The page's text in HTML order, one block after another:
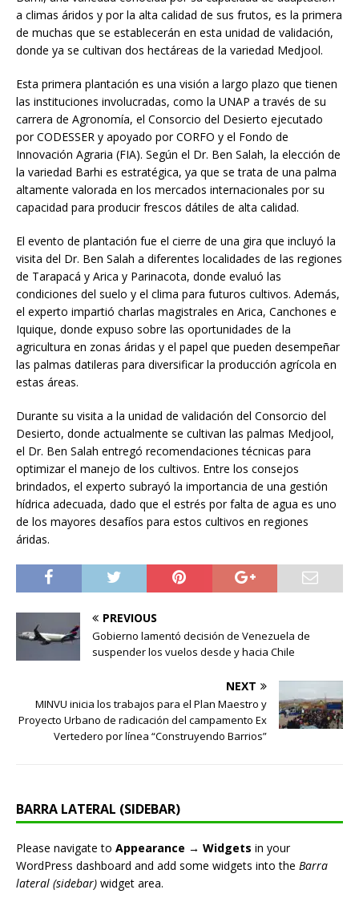
a climas áridos y por la alta calidad de sus frutos, es la primera
de muchas que se establecerán en esta unidad de validación,
donde ya se cultivan dos hectáreas de la variedad Medjool.
Esta primera plantación es una visión a largo plazo que tienen
las instituciones involucradas, como la UNAP a través de su
carrera de Agronomía, el Consorcio del Desierto ejecutado
por CODESSER y apoyado por CORFO y el Fondo de
Innovación Agraria (FIA). Según el Dr. Ben Salah, la elección de
la variedad Barhi es estratégica, ya que se trata de una palma
altamente valorada en los mercados internacionales por su
capacidad para producir frescos dátiles de alta calidad.
El evento de plantación fue el cierre de una gira que incluyó la
visita del Dr. Ben Salah a diferentes localidades de las regiones
de Tarapacá y Arica y Parinacota, donde evaluó las
condiciones del suelo y el clima para futuros cultivos. Además,
el experto impartió charlas magistrales en Arica, Canchones e
Iquique, donde expuso sobre las oportunidades de la
agricultura en zonas áridas y el papel que pueden desempeñar
las palmas datileras para diversificar la producción agrícola en
estas áreas.
Durante su visita a la unidad de validación del Consorcio del
Desierto, donde actualmente se cultivan las palmas Medjool,
el Dr. Ben Salah entregó recomendaciones técnicas para
optimizar el manejo de los cultivos. Entre los consejos
brindados, el experto subrayó la importancia de una gestión
hídrica adecuada, dado que el estrés por falta de agua es uno
de los mayores desafíos para estos cultivos en regiones
áridas.
PREVIOUS
Gobierno lamentó decisión de Venezuela de
suspender los vuelos desde y hacia Chile
NEXT
MINVU inicia los trabajos para el Plan Maestro y
Proyecto Urbano de radicación del campamento Ex
Vertedero por línea “Construyendo Barrios”
BARRA LATERAL (SIDEBAR)
Please navigate to Appearance → Widgets in your
WordPress dashboard and add some widgets into the Barra
lateral (sidebar) widget area.